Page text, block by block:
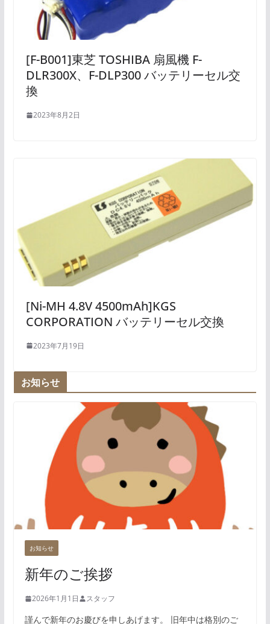
[F-B001]東芝 TOSHIBA 扇風機 F-
DLR300X、F-DLP300 バッテリーセル交
換
2023年8月2日
[Ni-MH 4.8V 4500mAh]KGS
CORPORATION バッテリーセル交換
2023年7月19日
お知らせ
お知らせ
新年のご挨拶
2026年1月1日 スタッフ
謹んで新年のお慶びを申しあげます。 旧年中は格別のご